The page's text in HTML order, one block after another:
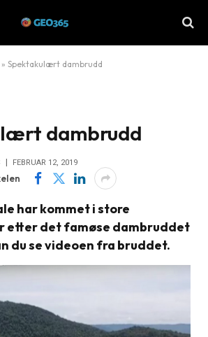
» Spektakulært dambrudd
dambrudd
FEBRUAR 12, 2019
har kommet i store
etter det famøse dambruddet
du se videoen fra bruddet.